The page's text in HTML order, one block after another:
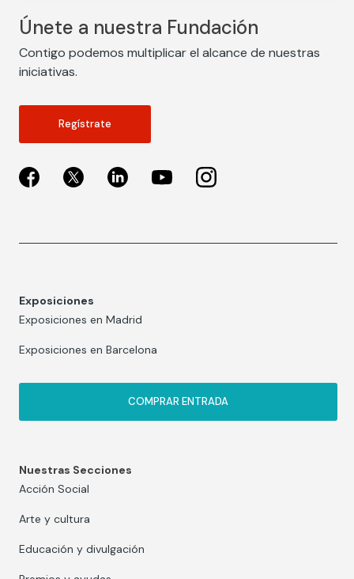
Únete a nuestra Fundación
Contigo podemos multiplicar el alcance de nuestras
iniciativas.
Regístrate
Exposiciones
Exposiciones en Madrid
Exposiciones en Barcelona
COMPRAR ENTRADA
Nuestras Secciones
Acción Social
Arte y cultura
Educación y divulgación